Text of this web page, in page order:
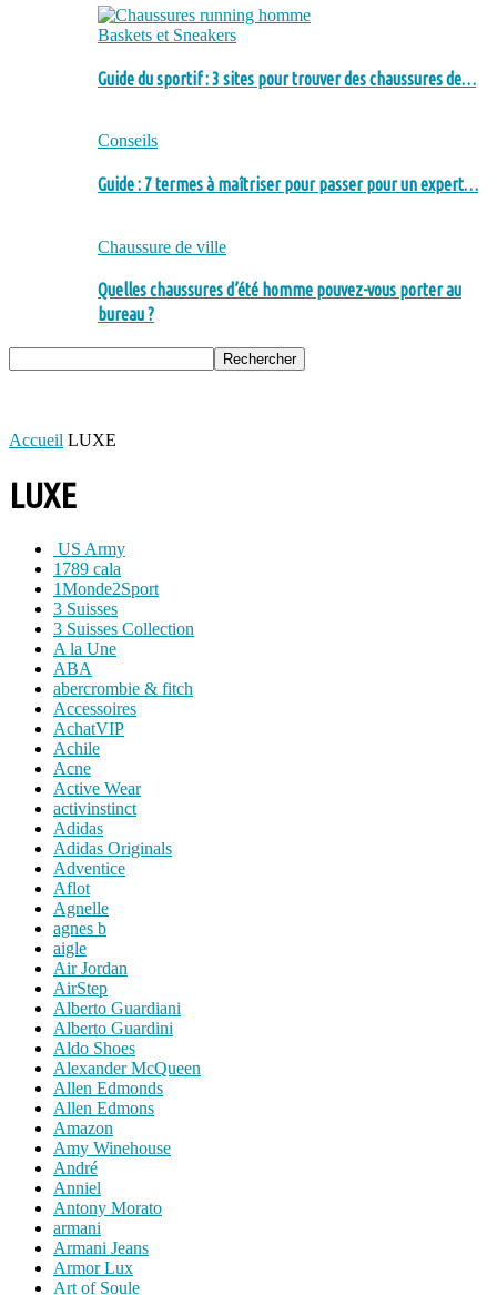
Baskets et Sneakers
Guide du sportif : 3 sites pour trouver des chaussures de…
Conseils
Guide : 7 termes à maîtriser pour passer pour un expert…
Chaussure de ville
Quelles chaussures d’été homme pouvez-vous porter au
bureau ?
Accueil LUXE
LUXE
US Army
1789 cala
1Monde2Sport
3 Suisses
3 Suisses Collection
A la Une
ABA
abercrombie & fitch
Accessoires
AchatVIP
Achile
Acne
Active Wear
activinstinct
Adidas
Adidas Originals
Adventice
Aflot
Agnelle
agnes b
aigle
Air Jordan
AirStep
Alberto Guardiani
Alberto Guardini
Aldo Shoes
Alexander McQueen
Allen Edmonds
Allen Edmons
Amazon
Amy Winehouse
André
Anniel
Antony Morato
armani
Armani Jeans
Armor Lux
Art of Soule